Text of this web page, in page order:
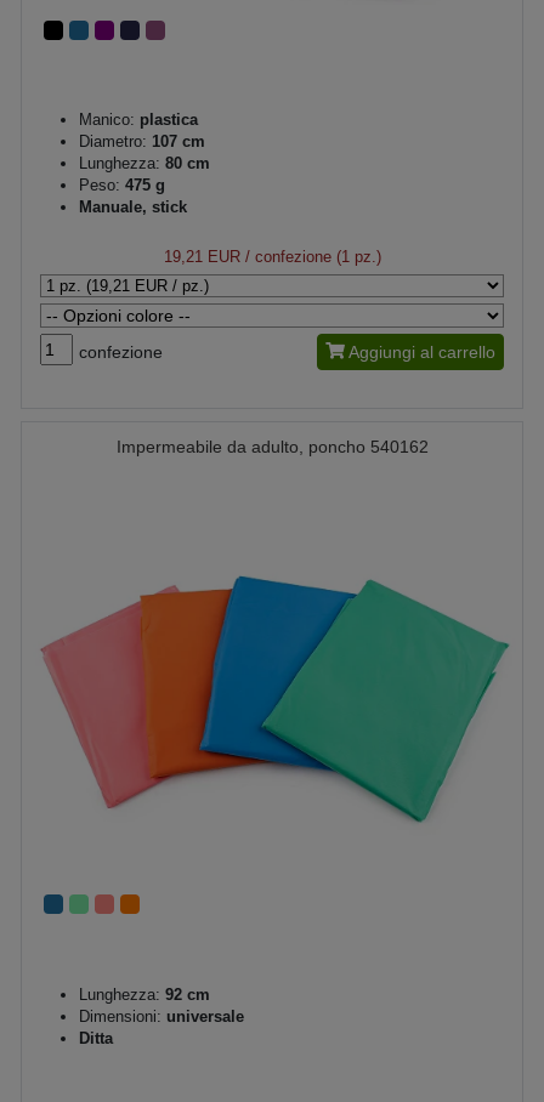
Manico: plastica
Diametro: 107 cm
Lunghezza: 80 cm
Peso: 475 g
Manuale, stick
19,21 EUR/ confezione (1 pz.)
confezione Aggiungi al carrello
Impermeabile da adulto, poncho 540162
Lunghezza: 92 cm
Dimensioni: universale
Ditta